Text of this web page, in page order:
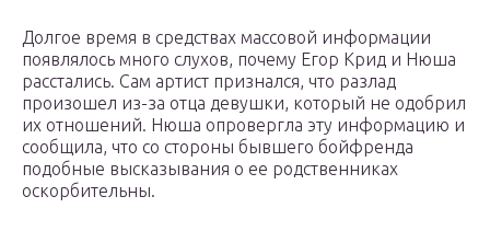
Долгое время в средствах массовой информации
появлялось много слухов, почему Егор Крид и Нюша
расстались. Сам артист признался, что разлад
произошел из-за отца девушки, который не одобрил
их отношений. Нюша опровергла эту информацию и
сообщила, что со стороны бывшего бойфренда
подобные высказывания о ее родственниках
оскорбительны.